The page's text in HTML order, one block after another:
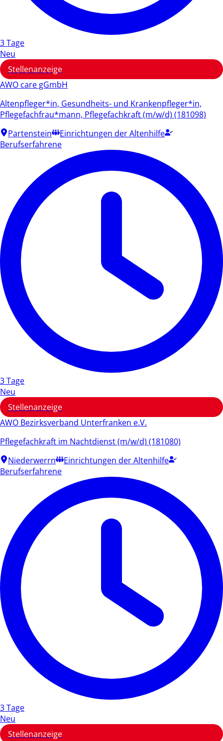
3 Tage
Neu
Stellenanzeige
AWO care gGmbH
Altenpfleger*in, Gesundheits- und Krankenpfleger*in,
Pflegefachfrau*mann, Pflegefachkraft (m/w/d) (181098)
Partenstein
Einrichtungen der Altenhilfe
Berufserfahrene
3 Tage
Neu
Stellenanzeige
AWO Bezirksverband Unterfranken e.V.
Pflegefachkraft im Nachtdienst (m/w/d) (181080)
Niederwerrn
Einrichtungen der Altenhilfe
Berufserfahrene
3 Tage
Neu
Stellenanzeige